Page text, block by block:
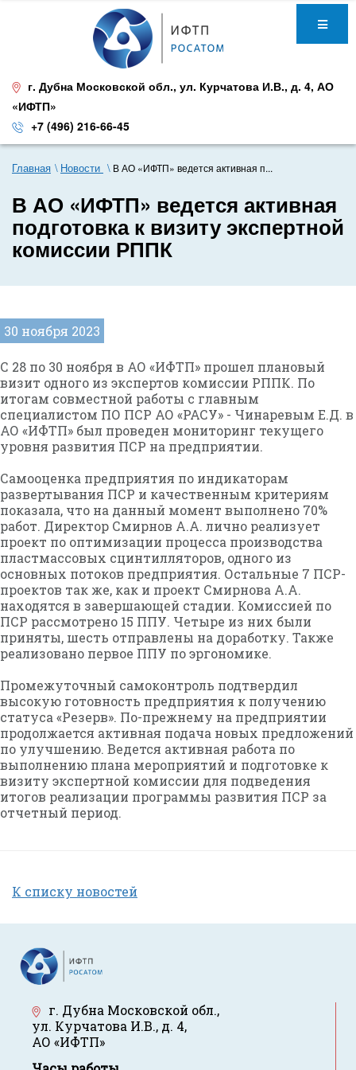
г. Дубна Московской обл., ул. Курчатова И.В., д. 4, АО
«ИФТП»
+7 (496) 216-66-45
Главная Новости В АО «ИФТП» ведется активная п...
В АО «ИФТП» ведется активная
подготовка к визиту экспертной
комиссии РППК
30 ноября 2023
С 28 по 30 ноября в АО «ИФТП» прошел плановый
визит одного из экспертов комиссии РППК. По
итогам совместной работы с главным
специалистом ПО ПСР АО «РАСУ» - Чинаревым Е.Д. в
АО «ИФТП» был проведен мониторинг текущего
уровня развития ПСР на предприятии.
Самооценка предприятия по индикаторам
развертывания ПСР и качественным критериям
показала, что на данный момент выполнено 70%
работ. Директор Смирнов А.А. лично реализует
проект по оптимизации процесса производства
пластмассовых сцинтилляторов, одного из
основных потоков предприятия. Остальные 7 ПСР-
проектов так же, как и проект Смирнова А.А.
находятся в завершающей стадии. Комиссией по
ПСР рассмотрено 15 ППУ. Четыре из них были
приняты, шесть отправлены на доработку. Также
реализовано первое ППУ по эргономике.
Промежуточный самоконтроль подтвердил
высокую готовность предприятия к получению
статуса «Резерв». По-прежнему на предприятии
продолжается активная подача новых предложений
по улучшению. Ведется активная работа по
выполнению плана мероприятий и подготовке к
визиту экспертной комиссии для подведения
итогов реализации программы развития ПСР за
отчетный период.
К списку новостей
г. Дубна Московской обл.,
ул. Курчатова И.В., д. 4,
АО «ИФТП»